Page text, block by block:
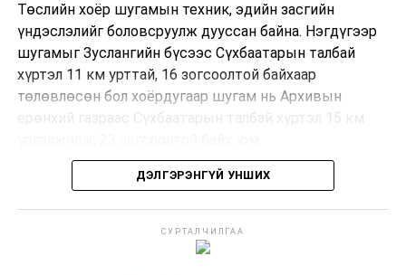
Төслийн хоёр шугамын техник, эдийн засгийн
үндэслэлийг боловсруулж дууссан байна. Нэгдүгээр
шугамыг Зуслангийн бүсээс Сүхбаатарын талбай
хүртэл 11 км урттай, 16 зогсоолтой байхаар
төлөвлөсөн бол хоёрдугаар шугам нь Архивын
ерөнхий газраас Сүхбаатарын талбай хүртэл 15 км
Төслийг бүрэн хэрэгжүүлснээр цагт 10-12 мянган
ДЭЛГЭРЭНГҮЙ УНШИХ
СУРТАЛЧИЛГАА